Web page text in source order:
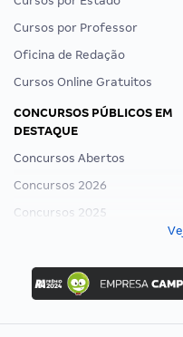
Cursos por Professor
Oficina de Redação
Cursos Online Gratuitos
CONCURSOS PÚBLICOS EM
DESTAQUE
Concursos Abertos
Concursos 2026
Concursos 2025
Concurso Ibama
Concurso MPU
Editais publicados